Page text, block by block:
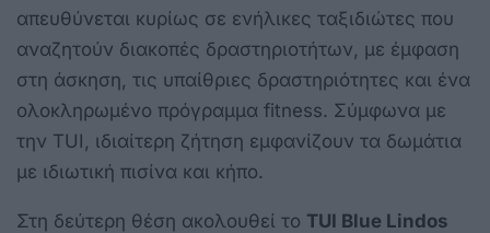
απευθύνεται κυρίως σε ενήλικες ταξιδιώτες που
αναζητούν διακοπές δραστηριοτήτων, με έμφαση
στη άσκηση, τις υπαίθριες δραστηριότητες και ένα
ολοκληρωμένο πρόγραμμα fitness. Σύμφωνα με
την TUI, ιδιαίτερη ζήτηση εμφανίζουν τα δωμάτια
με ιδιωτική πισίνα και κήπο.
Στη δεύτερη θέση ακολουθεί το TUI Blue Lindos